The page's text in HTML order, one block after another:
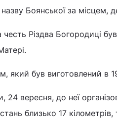
Боянської за місцем,
Різдва Богородиці
який був виготовлений в
24 вересня, до неї
близько 17